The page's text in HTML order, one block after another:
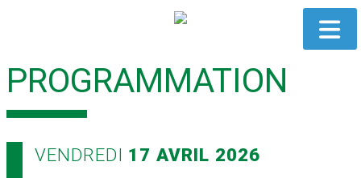
PROGRAMMATION
VENDREDI 17 AVRIL 2026